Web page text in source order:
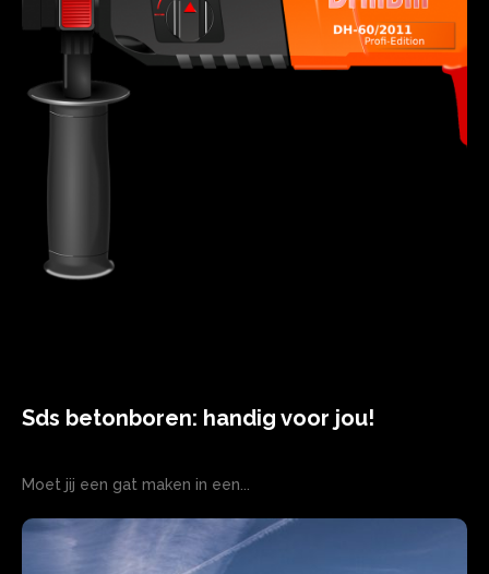
Sds betonboren: handig voor jou!
Moet jij een gat maken in een...